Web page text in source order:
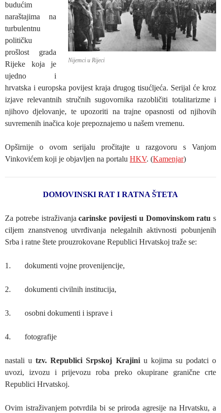
Nijemci u Rijeci
budućim
naraštajima na
turbulentnu
političku
prošlost grada
Rijeke koja je
ujedno i
hrvatska i europska povijest kraja drugog tisućljeća. Serijal će kroz
izjave relevantnih stručnih sugovornika razobličiti totalitarizme i
njihovo djelovanje, te upozoriti na trajne opasnosti od njihovih
suvremenih inačica koje prepoznajemo u našem vremenu.
Opširnije o ovom serijalu pročitajte u razgovoru s Vanjom
Vinkovićem koji je objavljen na portalu HKV. (Kamenjar)
DOMOVINSKI RAT I RATNA ŠTETA
Za potrebe istraživanjacarinske povijesti u Domovinskom ratu s
ciljem znanstvenog utvrđivanja nelegalnih aktivnosti pobunjenih
Srba i ratne štete prouzrokovane Republici Hrvatskoj traže se:
1. dokumenti vojne provenijencije,
2. dokumenti civilnih institucija,
3. osobni dokumenti i isprave i
4. fotografije
nastali utzv. Republici Srpskoj Krajiniu kojima su podatci o
uvozi, izvozu i prijevozu roba preko okupirane granične crte
Republici Hrvatskoj.
Ovim istraživanjem potvrdila bi se priroda agresije na Hrvatsku, a